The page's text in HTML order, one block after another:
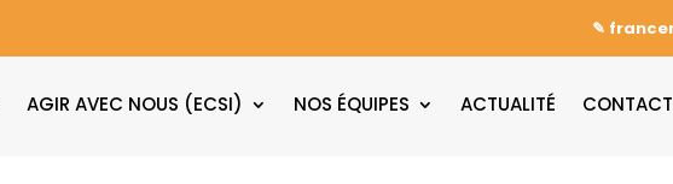
✎
AGIR AVEC NOUS (ECSI) NOS ÉQUIPES ACTUALITÉ CONTACT